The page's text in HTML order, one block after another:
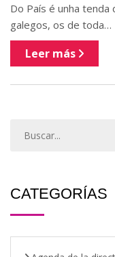
Do País é unha
galegos, os de toda…
Leer más
CATEGORÍAS